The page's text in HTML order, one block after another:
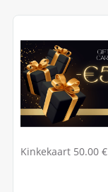
Kinkekaart 50.00 €